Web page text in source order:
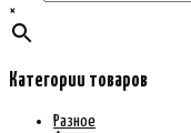
×
Категории товаров
Разное